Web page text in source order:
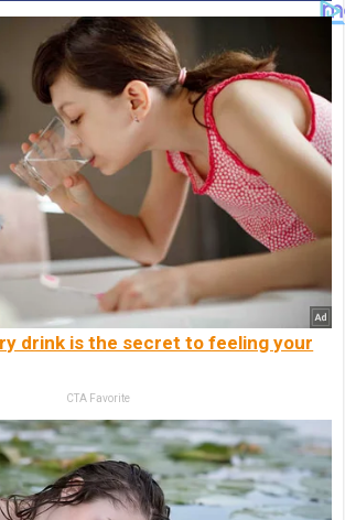
drink is the secret to feeling your
CTA Favorite